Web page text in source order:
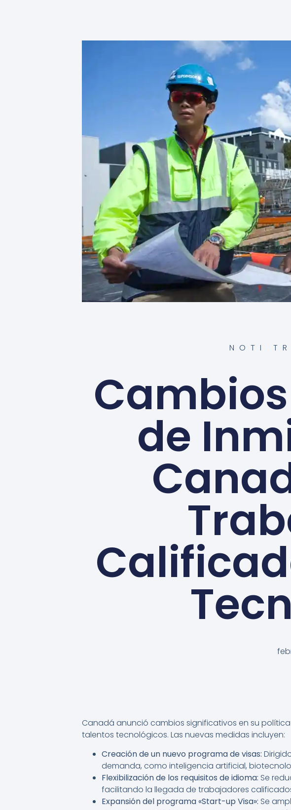
NOTI
de
Canadá anunció cambios significativos en su
talentos tecnológicos. Las nuevas medidas incluyen:
Creación de un nuevo programa de visas:
demanda, como inteligencia artificial,
Flexibilización de los requisitos de idioma: Se
facilitando la llegada de trabajadores
Expansión del programa «Start-up Visa»: Se